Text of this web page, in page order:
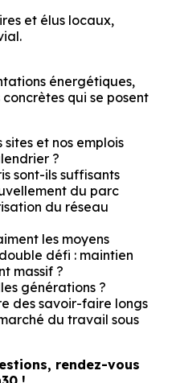
et élus locaux,
énergétiques,
qui se posent
et nos emplois
?
sont-ils suffisants
du parc
du réseau
les moyens
défi : maintien
massif ?
générations ?
des savoir-faire longs
du travail sous
rendez-vous